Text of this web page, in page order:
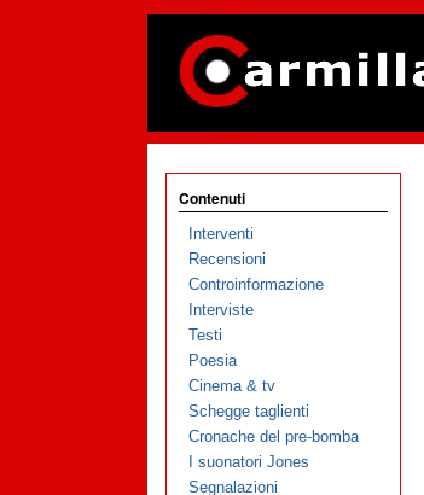
Contenuti
Interventi
Recensioni
Controinformazione
Interviste
Testi
Poesia
Cinema & tv
Schegge taglienti
Cronache del pre-bomba
I suonatori Jones
Segnalazioni